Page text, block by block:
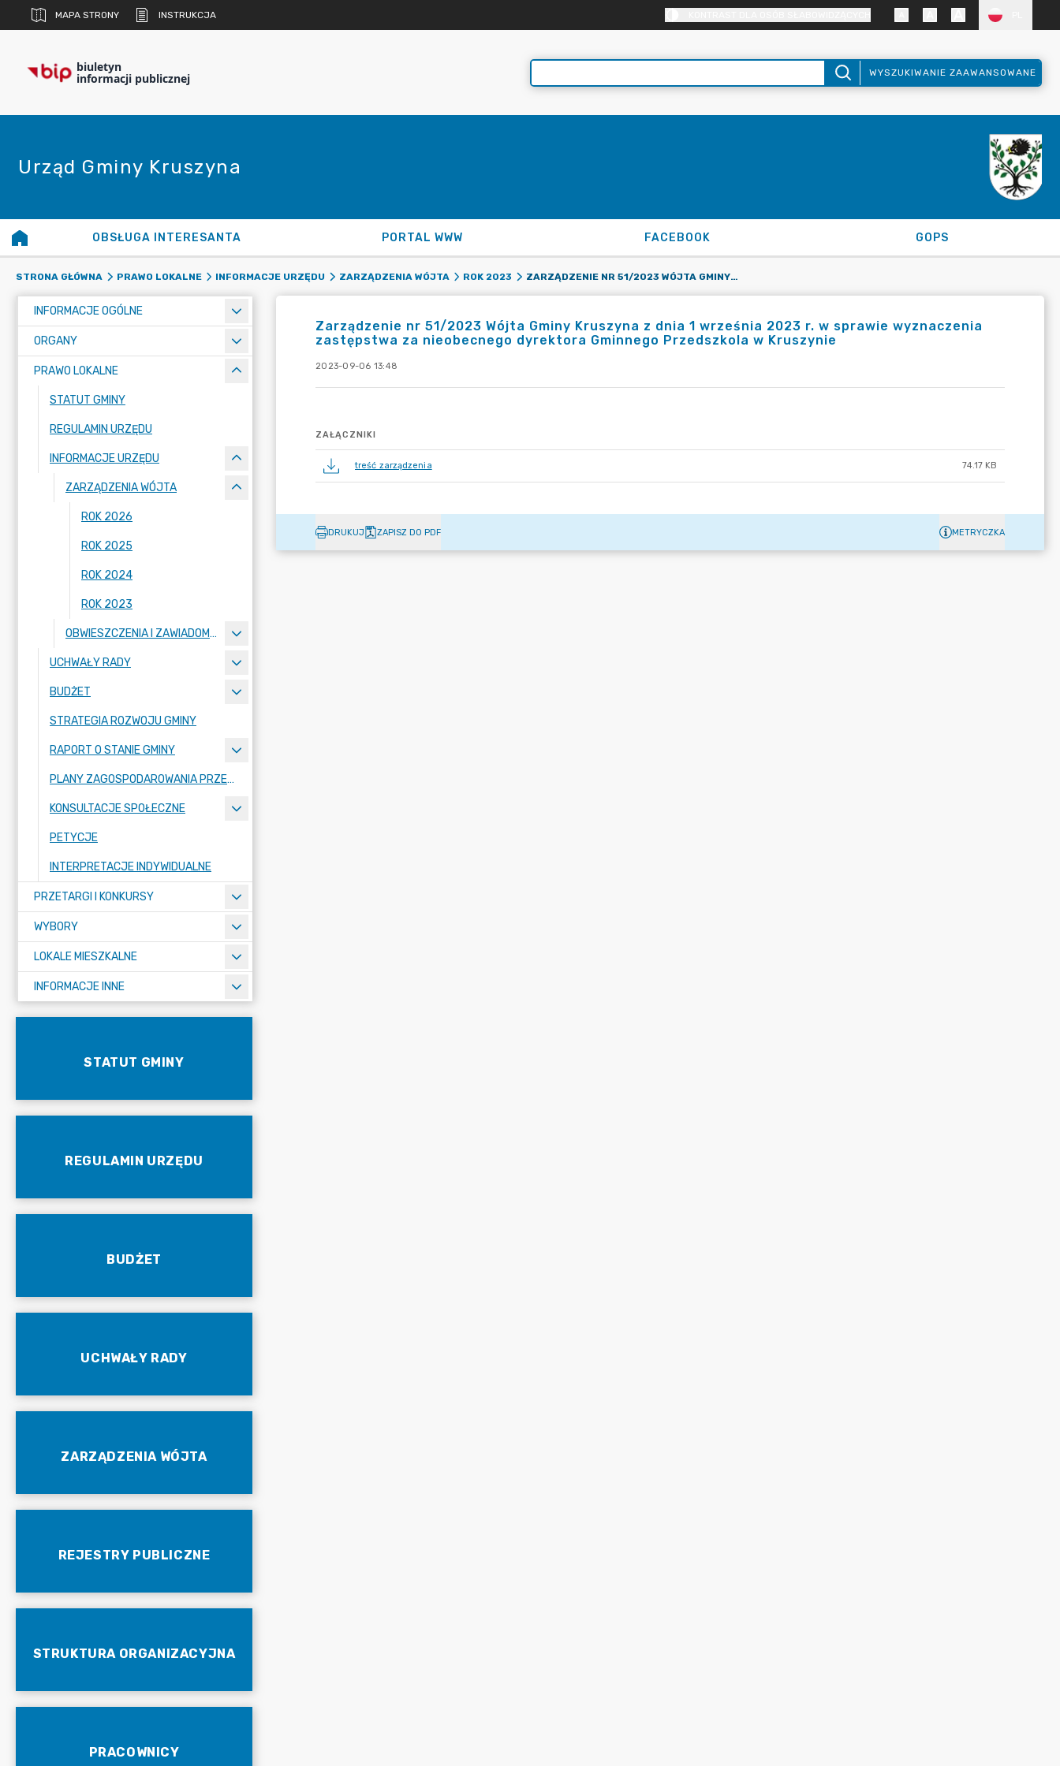
MAPA STRONY INSTRUKCJA
biuletyn
informacji publicznej WYSZUKIWANIE ZAAWANSOWANE
Urząd Gminy Kruszyna
OBSŁUGA INTERESANTA PORTAL WWW FACEBOOK GOPS
STRONA GŁÓWNA PRAWO LOKALNE INFORMACJE URZĘDU ZARZĄDZENIA WÓJTA ROK 2023 ZARZĄDZENIE NR 51/2023 WÓJTA GMINY KRUSZYNA Z DNIA 1 WRZEŚNIA 2023 R. W SPRAWIE WYZNACZENIA ZASTĘPSTWA ZA NIEOBECNEGO DYREKTORA GMINNEGO PRZEDSZKOLA W KRUSZYNIE
INFORMACJE OGÓLNE
ORGANY
PRAWO LOKALNE
STATUT GMINY
REGULAMIN URZĘDU
INFORMACJE URZĘDU
ZARZĄDZENIA WÓJTA
ROK 2026
ROK 2025
ROK 2024
ROK 2023
OBWIESZCZENIA I ZAWIADOMIENIA
UCHWAŁY RADY
BUDŻET
STRATEGIA ROZWOJU GMINY
RAPORT O STANIE GMINY
PLANY ZAGOSPODAROWANIA PRZESTRZENNEGO
KONSULTACJE SPOŁECZNE
PETYCJE
INTERPRETACJE INDYWIDUALNE
PRZETARGI I KONKURSY
WYBORY
LOKALE MIESZKALNE
INFORMACJE INNE
STATUT GMINY
REGULAMIN URZĘDU
BUDŻET
UCHWAŁY RADY
ZARZĄDZENIA WÓJTA
REJESTRY PUBLICZNE
STRUKTURA ORGANIZACYJNA
PRACOWNICY
Zarządzenie nr 51/2023 Wójta Gminy Kruszyna z dnia 1 września 2023 r. w sprawie wyznaczenia
zastępstwa za nieobecnego dyrektora Gminnego Przedszkola w Kruszynie
2023-09-06 13:48
ZAŁĄCZNIKI
treść zarządzenia 74.17 KB
DRUKUJ ZAPISZ DO PDF METRYCZKA